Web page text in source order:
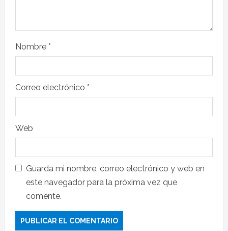
Nombre *
Correo electrónico *
Web
Guarda mi nombre, correo electrónico y web en
este navegador para la próxima vez que
comente.